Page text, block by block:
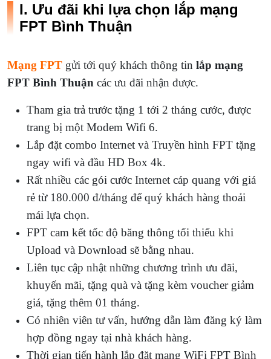
I. Ưu đãi khi lựa chọn lắp mạng
FPT Bình Thuận
Mạng FPT gửi tới quý khách thông tin lắp mạng
FPT Bình Thuận các ưu đãi nhận được.
Tham gia trả trước tặng 1 tới 2 tháng cước, được
trang bị một Modem Wifi 6.
Lắp đặt combo Internet và Truyền hình FPT tặng
ngay wifi và đầu HD Box 4k.
Rất nhiều các gói cước Internet cáp quang với giá
rẻ từ 180.000 đ/tháng để quý khách hàng thoải
mái lựa chọn.
FPT cam kết tốc độ băng thông tối thiểu khi
Upload và Download sẽ bằng nhau.
Liên tục cập nhật những chương trình ưu đãi,
khuyến mãi, tặng quà và tặng kèm voucher giảm
giá, tặng thêm 01 tháng.
Có nhiên viên tư vấn, hướng dẫn làm đăng ký làm
hợp đồng ngay tại nhà khách hàng.
Thời gian tiến hành lắp đặt mạng WiFi FPT Bình